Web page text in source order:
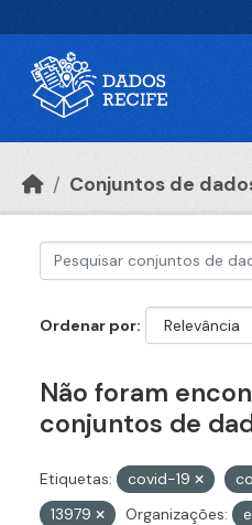
Conjuntos de
Ordenar por
Não foram
conjuntos de
Etiquetas: covid-19
13979
Organizações: